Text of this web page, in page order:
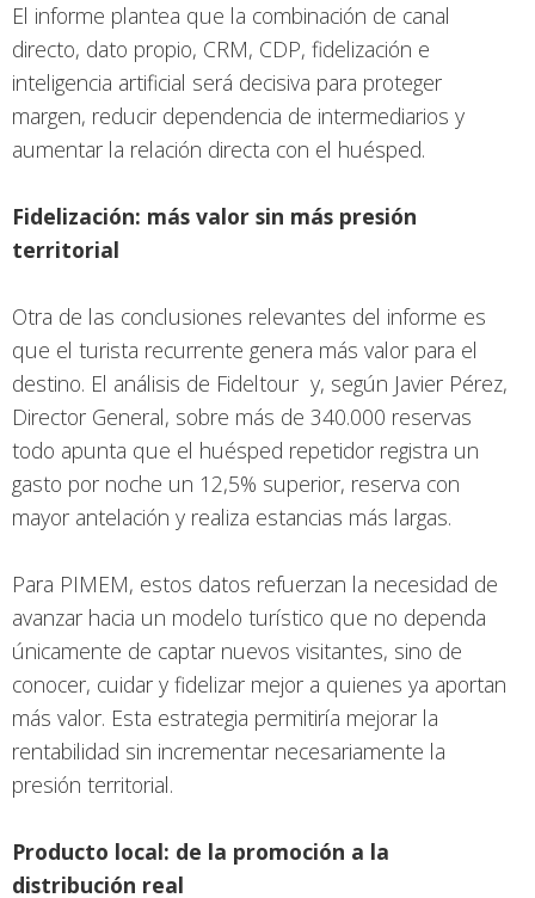
El informe plantea que la combinación de canal
directo, dato propio, CRM, CDP, fidelización e
inteligencia artificial será decisiva para proteger
margen, reducir dependencia de intermediarios y
aumentar la relación directa con el huésped.
Fidelización: más valor sin más presión
territorial
Otra de las conclusiones relevantes del informe es
que el turista recurrente genera más valor para el
destino. El análisis de Fideltour y, según Javier Pérez,
Director General, sobre más de 340.000 reservas
todo apunta que el huésped repetidor registra un
gasto por noche un 12,5% superior, reserva con
mayor antelación y realiza estancias más largas.
Para PIMEM, estos datos refuerzan la necesidad de
avanzar hacia un modelo turístico que no dependa
únicamente de captar nuevos visitantes, sino de
conocer, cuidar y fidelizar mejor a quienes ya aportan
más valor. Esta estrategia permitiría mejorar la
rentabilidad sin incrementar necesariamente la
presión territorial.
Producto local: de la promoción a la
distribución real